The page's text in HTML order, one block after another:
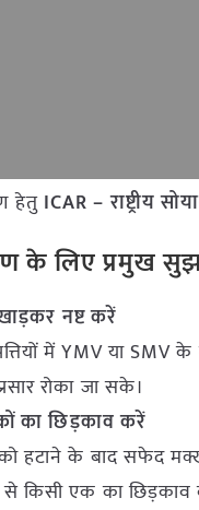
हेतुICAR – राष्ट्रीय
के लिए प्रमुख
नष्ट करें
में YMV या SMV
रोका जा सके।
का छिड़काव करें
को हटाने के बाद सफेद
किसी एक का